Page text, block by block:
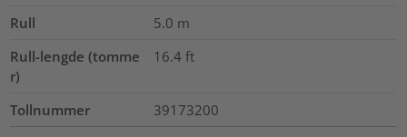
Rull 5.0 m
Rull-lengde (tomme
r)
16.4 ft
Tollnummer 39173200